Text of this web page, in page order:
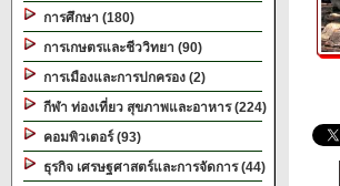
การศึกษา (180)
การเกษตรและชีววิทยา (90)
การเมืองและการปกครอง (2)
กีฬา ท่องเที่ยว สุขภาพและอาหาร (224)
คอมพิวเตอร์ (93)
ธุรกิจ เศรษฐศาสตร์และการจัดการ (44)